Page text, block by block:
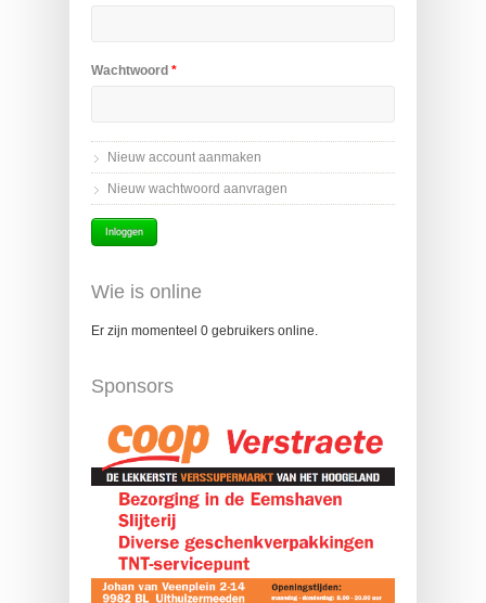
Wachtwoord *
Nieuw account aanmaken
Nieuw wachtwoord aanvragen
Wie is online
Er zijn momenteel 0 gebruikers online.
Sponsors